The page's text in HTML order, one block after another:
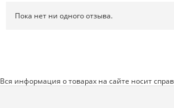
Пока нет ни одного отзыва.
Вся информация о товарах на сайте носит